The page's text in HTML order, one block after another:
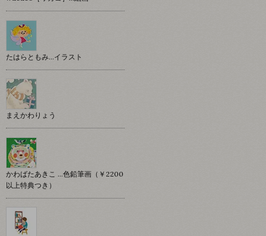
たはらともみ…イラスト
まえかわりょう
かわばたあきこ …色鉛筆画（￥2200
以上特典つき）